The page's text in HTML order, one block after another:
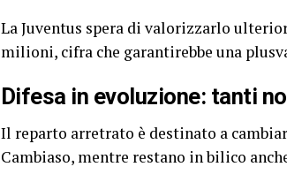
La Juventus spera di valorizzarlo
milioni, cifra che garantirebbe una
Difesa in evoluzione: tanti
Il reparto arretrato è destinato a
Cambiaso, mentre restano in bilico